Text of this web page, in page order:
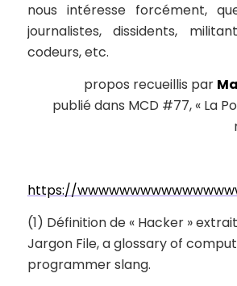
nous intéresse forcément,
journalistes, dissidents,
codeurs, etc.
propos recueillis par
publié dans MCD #77, « La
https://
(1) Définition de « Hacker »
Jargon File, a glossary of
programmer slang.